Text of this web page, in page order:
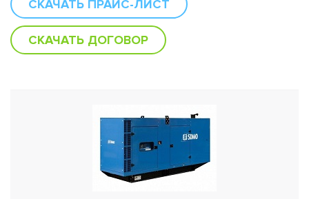
СКАЧАТЬ ПРАЙС-ЛИСТ
СКАЧАТЬ ДОГОВОР